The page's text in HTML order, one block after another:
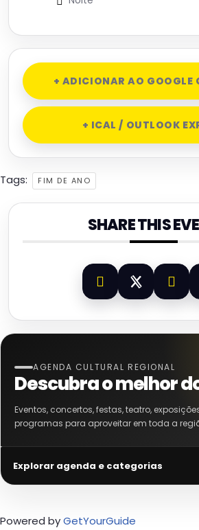
+ ADICIONAR AO GOOGLE
+ ICAL / OUTLOOK
Tags: FIM DE ANO
SHARE THIS
AGENDA CULTURAL REGIONAL
Descubra o melhor
Eventos, concertos, festas, teatro,
programas para aproveitar em toda a
Explorar agenda e categorias
Powered byGetYourGuide